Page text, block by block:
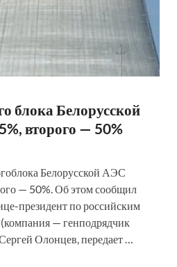
блока Белорусской
второго — 50%
Белорусской АЭС
— 50%. Об этом сообщил
президент по российским
— генподрядчик
Олонцев, передает …